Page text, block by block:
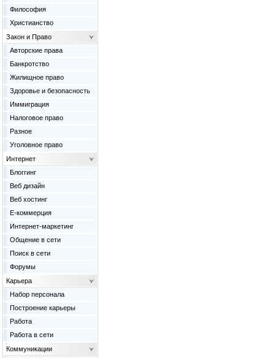
Философия
Христианство
Закон и Право
Авторские права
Банкротство
Жилищное право
Здоровье и безопасность
Иммиграция
Налоговое право
Разное
Уголовное право
Интернет
Блоггинг
Веб дизайн
Веб хостинг
Е-коммерция
Интернет-маркетинг
Общение в сети
Поиск в сети
Форумы
Карьера
Набор персонала
Построение карьеры
Работа
Работа в сети
Коммуникации